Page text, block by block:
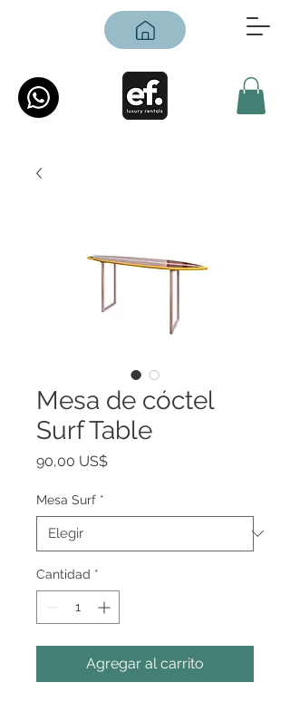
Mesa de cóctel
Surf Table
90,00 US$Precio
Mesa Surf *
Cantidad *
Agregar al carrito